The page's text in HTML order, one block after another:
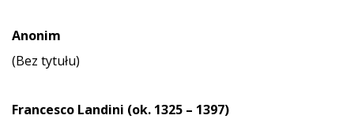
Anonim
(Bez tytułu)
Francesco Landini (ok. 1325 – 1397)